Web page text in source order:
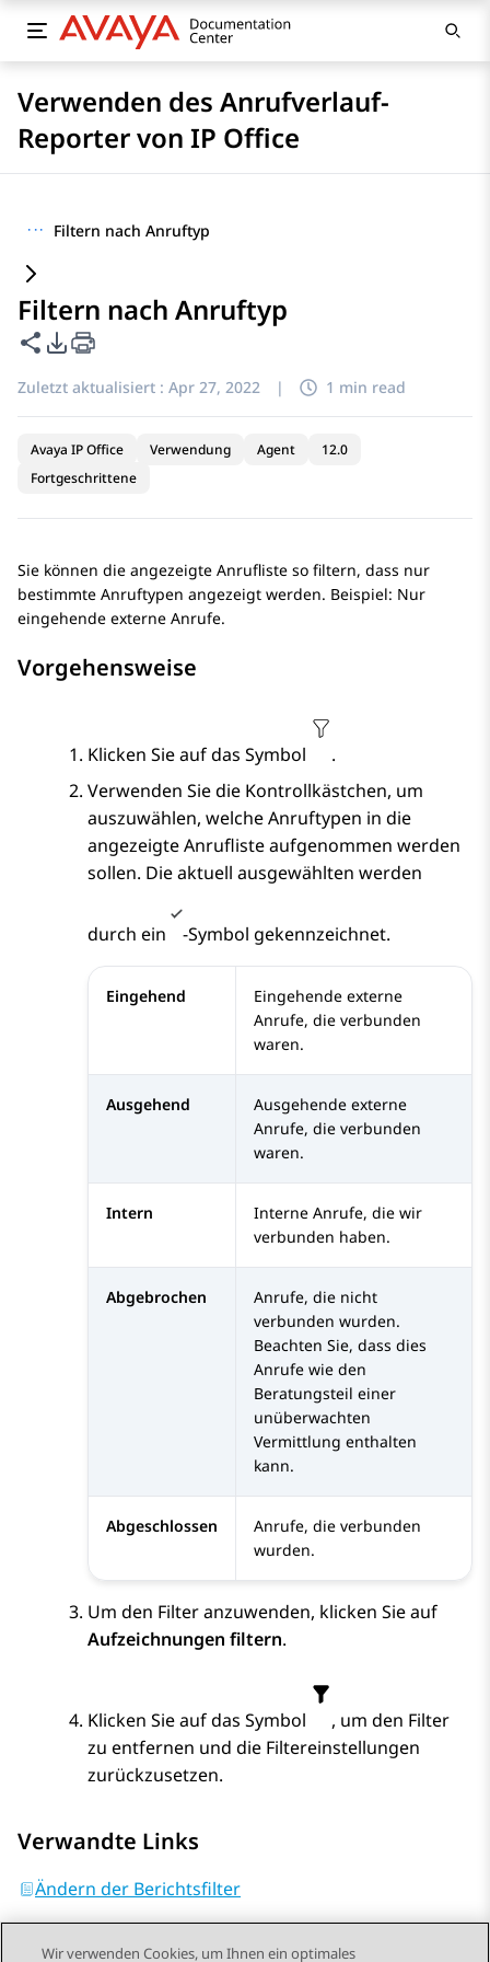
Verwenden des Anrufverlauf-
Reporter von IP Office
··· Filtern nach Anruftyp
Filtern nach Anruftyp
Diese Seite teilen
PDF-Exportoptionen
Zuletzt aktualisiert : Apr 27, 2022 | 1 min read
Avaya IP Office Verwendung Agent
12.0
Fortgeschrittene
Sie können die angezeigte Anrufliste so filtern, dass nur
bestimmte Anruftypen angezeigt werden. Beispiel: Nur
eingehende externe Anrufe.
Vorgehensweise
Klicken Sie auf das Symbol
.
Verwenden Sie die Kontrollkästchen, um
auszuwählen, welche Anruftypen in die
angezeigte Anrufliste aufgenommen werden
sollen. Die aktuell ausgewählten werden
durch ein -Symbol gekennzeichnet.
Eingehend
Eingehende externe
Anrufe, die verbunden
waren.
Ausgehend
Ausgehende externe
Anrufe, die verbunden
waren.
Intern
Interne Anrufe, die wir
verbunden haben.
Abgebrochen
Anrufe, die nicht
verbunden wurden.
Beachten Sie, dass dies
Anrufe wie den
Beratungsteil einer
unüberwachten
Vermittlung enthalten
kann.
Abgeschlossen
Anrufe, die verbunden
wurden.
Um den Filter anzuwenden, klicken Sie auf
Aufzeichnungen filtern.
Klicken Sie auf das Symbol
, um den Filter
zu entfernen und die Filtereinstellungen
zurückzusetzen.
Verwandte Links
Ändern der Berichtsfilter
Wir verwenden Cookies, um Ihnen ein optimales